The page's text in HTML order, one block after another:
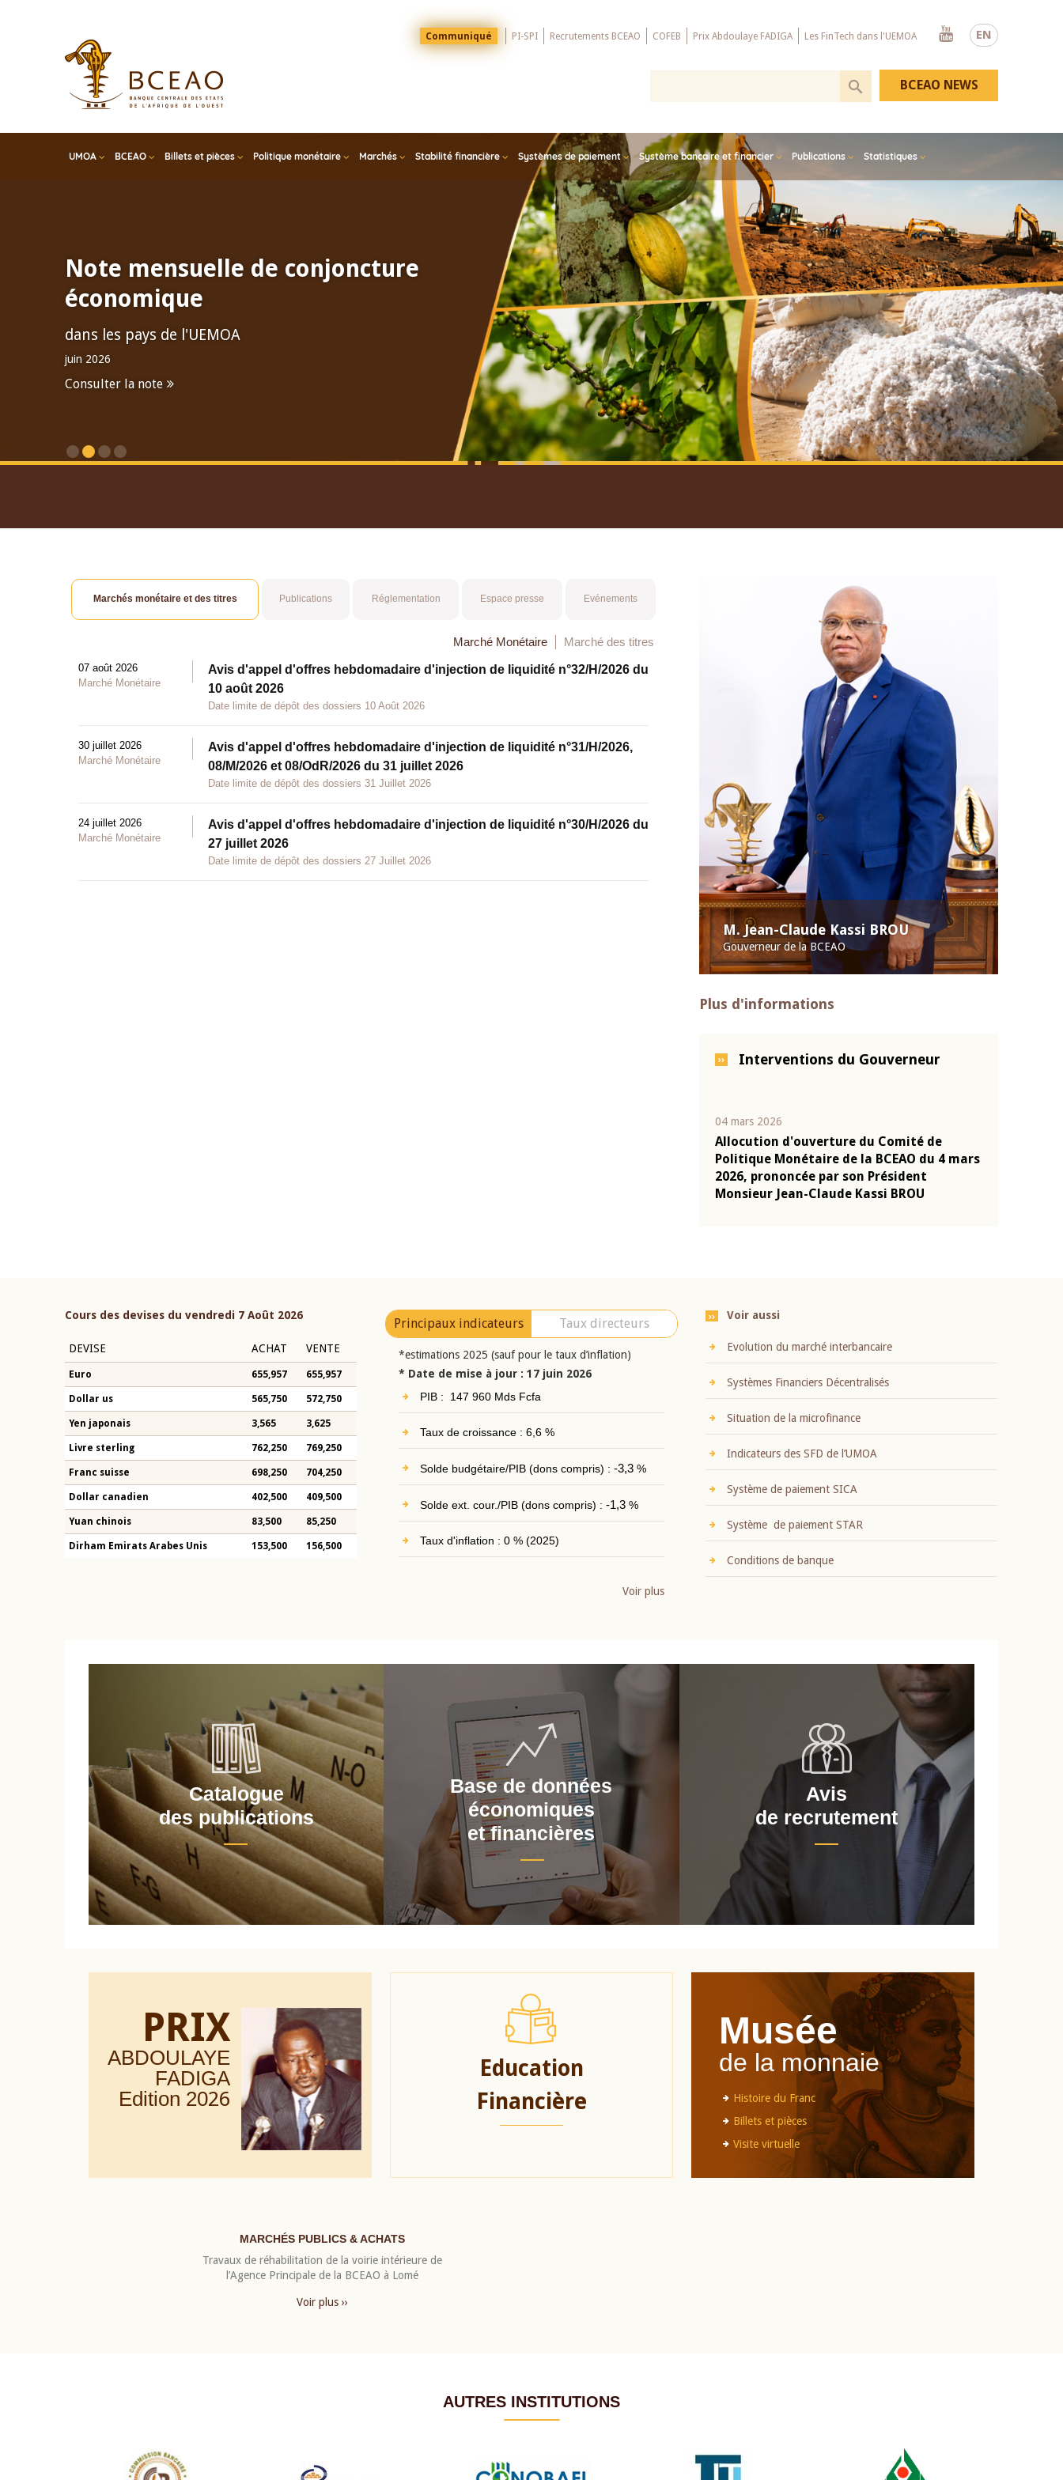
EN
Menu
Top
Communiqué PI-SPI Recrutements BCEAO COFEB Prix Abdoulaye FADIGA Les FinTech dans l'UEMOA
Youtube
UMOA BCEAO Billets et pièces Politique monétaire Marchés Stabilité financière Systèmes de paiement Système bancaire et financier Publications Statistiques
BCEAO NEWS
Note mensuelle de conjoncture
économique
dans les pays de l'UEMOA
juin 2026
Consulter la note
M. Jean-Claude Kassi BROU
Gouverneur de la BCEAO
Plus d'informations
Interventions du Gouverneur
04 mars 2026
Allocution d'ouverture du Comité de
Politique Monétaire de la BCEAO du 4 mars
2026, prononcée par son Président
Monsieur Jean-Claude Kassi BROU
Marchés monétaire et des titres Publications Réglementation Espace presse Evénements
Marché Monétaire Marché des titres
07 août 2026
Marché Monétaire
Avis d'appel d'offres hebdomadaire d'injection de liquidité n°32/H/2026 du
10 août 2026
Date limite de dépôt des dossiers 10 Août 2026
30 juillet 2026
Marché Monétaire
Avis d'appel d'offres hebdomadaire d'injection de liquidité n°31/H/2026,
08/M/2026 et 08/OdR/2026 du 31 juillet 2026
Date limite de dépôt des dossiers 31 Juillet 2026
24 juillet 2026
Marché Monétaire
Avis d'appel d'offres hebdomadaire d'injection de liquidité n°30/H/2026 du
27 juillet 2026
Date limite de dépôt des dossiers 27 Juillet 2026
Cours des devises du vendredi 7 Août 2026
DEVISE ACHAT VENTE
Euro 655,957 655,957
Dollar us 565,750 572,750
Yen japonais 3,565 3,625
Livre sterling 762,250 769,250
Franc suisse 698,250 704,250
Dollar canadien 402,500 409,500
Yuan chinois 83,500 85,250
Dirham Emirats Arabes Unis 153,500 156,500
Principaux indicateurs Taux directeurs
*estimations 2025 (sauf pour le taux d’inflation)
* Date de mise à jour : 17 juin 2026
PIB : 147 960 Mds Fcfa
Taux de croissance : 6,6 %
Solde budgétaire/PIB (dons compris) : -3,3%
Solde ext. cour./PIB (dons compris) : -1,3%
Taux d'inflation : 0 % (2025)
Voir plus
Voir aussi
Evolution du marché interbancaire
Systèmes Financiers Décentralisés
Situation de la microfinance
Indicateurs des SFD de l’UMOA
Système de paiement SICA
Système de paiement STAR
Conditions de banque
Catalogue
des publications
Base de données
économiques
et financières
Avis
de recrutement
PRIX
ABDOULAYE
FADIGA
Edition 2026
Education
Financière
Musée
de la monnaie
Histoire du Franc
Billets et pièces
Visite virtuelle
MARCHÉS PUBLICS & ACHATS
Travaux de réhabilitation de la voirie intérieure de
l’Agence Principale de la BCEAO à Lomé
Voir plus ››
AUTRES INSTITUTIONS